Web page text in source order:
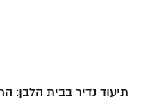
תיעוד נדיר בבית הלבן: